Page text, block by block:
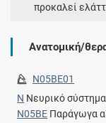
προκαλεί
Ανατομική/
N05BE01
N Νευρικό
N05BE Παράγωγα